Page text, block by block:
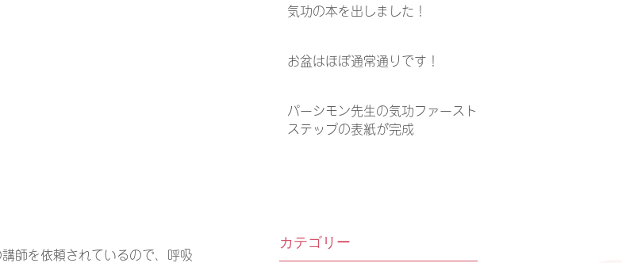
師を依頼されているので、呼吸
気功の本を出しました！
お盆はほぼ通常通りです！
パーシモン先生の気功ファースト
ステップの表紙が完成
カテゴリー